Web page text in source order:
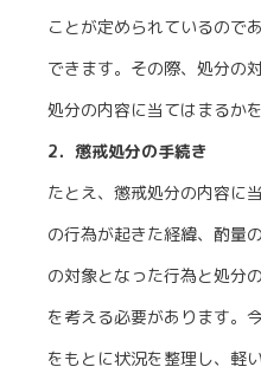
ことが定められているので
できます。その際、処分の
処分の内容に当てはまるか
2．懲戒処分の手続き
たとえ、懲戒処分の内容に
の行為が起きた経緯、酌量
の対象となった行為と処分
を考える必要があります。
をもとに状況を整理し、軽